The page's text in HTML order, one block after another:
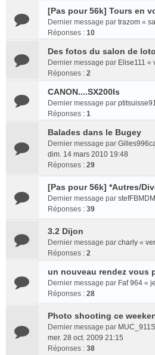
[Pas pour 56k] Tours en
Dernier message par trazom «
Réponses : 10
Des fotos du salon de
Dernier message par Elise111 «
Réponses : 2
CANON....SX200Is
Dernier message par
Réponses : 1
Balades dans le Bugey
Dernier message par
dim. 14 mars 2010 19:48
Réponses : 29
[Pas pour 56k] *Autres/
Dernier message par stefFBMDM
Réponses : 39
3.2 Dijon
Dernier message par charly «
Réponses : 2
un nouveau rendez vous
Dernier message par Faf 964 «
Réponses : 28
Photo shooting ce
Dernier message par
mer. 28 oct. 2009 21:15
Réponses : 38